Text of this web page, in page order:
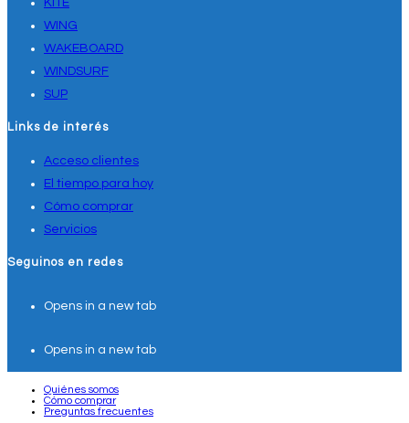
KITE
WING
WAKEBOARD
WINDSURF
SUP
Links de interés
Acceso clientes
El tiempo para hoy
Cómo comprar
Servicios
Seguinos en redes
Opens in a new tab
Opens in a new tab
Quiénes somos
Cómo comprar
Preguntas frecuentes